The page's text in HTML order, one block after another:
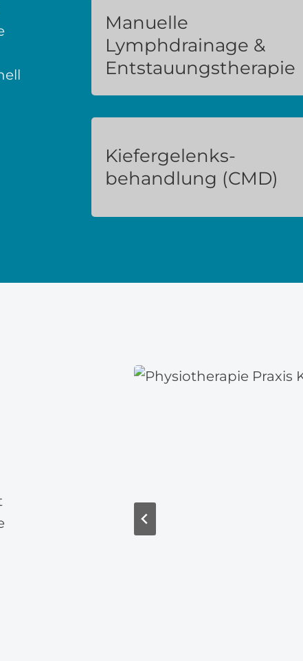
Manuelle
Lymphdrainage &
Entstauungstherapie
Kiefergelenks­
behandlung (CMD)